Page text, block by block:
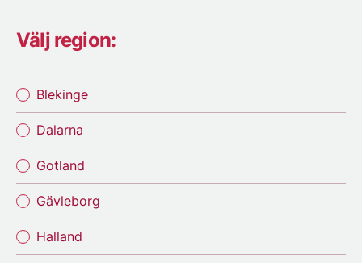
Välj region:
Blekinge
Dalarna
Gotland
Gävleborg
Halland